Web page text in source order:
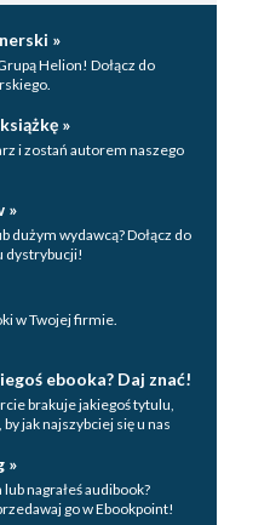
»
Helion! Dołącz do
»
i zostań autorem naszego
»
dużym wydawcą? Dołącz do
dystrybucji!
w Twojej firmie.
ebooka? Daj znać!
brakuje jakiegoś tytulu,
jak najszybciej się u nas
»
lub nagrałeś audibook?
go w Ebookpoint!